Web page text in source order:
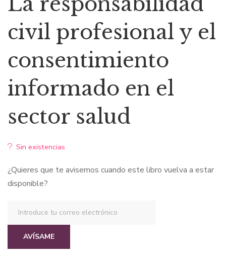
original
era:
$23,25.
actual
es:
$16,27.
civil profesional y el
consentimiento
informado en el
sector salud
Sin existencias
¿Quieres que te avisemos cuando este libro vuelva a estar
disponible?
AVÍSAME